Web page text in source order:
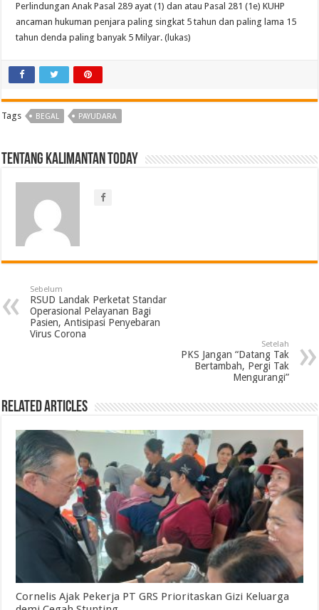
Perlindungan Anak Pasal 289 ayat (1) dan atau Pasal 281 (1e) KUHP
ancaman hukuman penjara paling singkat 5 tahun dan paling lama 15
tahun denda paling banyak 5 Milyar. (lukas)
Tags BEGAL PAYUDARA
Tentang Kalimantan Today
Sebelum
RSUD Landak Perketat Standar
Operasional Pelayanan Bagi
Pasien, Antisipasi Penyebaran
Virus Corona
Setelah
PKS Jangan “Datang Tak
Bertambah, Pergi Tak
Mengurangi”
Related Articles
Cornelis Ajak Pekerja PT GRS Prioritaskan Gizi Keluarga